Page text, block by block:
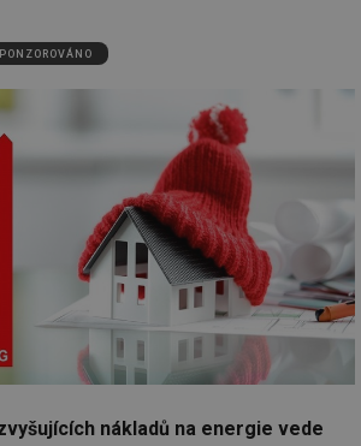
nákladů na energie vede